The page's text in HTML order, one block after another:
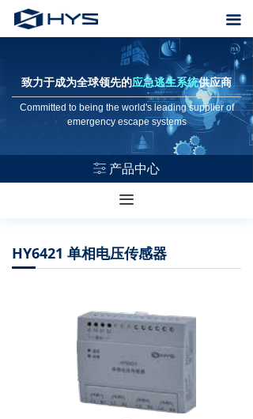
끀
首页
产品中心
Voice alarm system
场所解决方案
HY6421 单相电压传感器
끀
ꀒ 产品中心
Committed to being the world's leading supplier of
emergency escape systems
致力于成为全球领先的应急逃生系统供应商